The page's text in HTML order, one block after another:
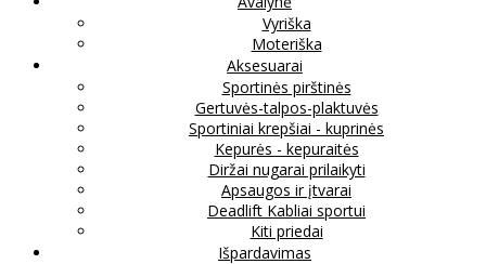
Vyriška
Moteriška
Aksesuarai
Sportinės pirštinės
Gertuvės-talpos-plaktuvės
Sportiniai krepšiai - kuprinės
Kepurės - kepuraitės
Diržai nugarai prilaikyti
Apsaugos ir įtvarai
Deadlift Kabliai sportui
Kiti priedai
Išpardavimas